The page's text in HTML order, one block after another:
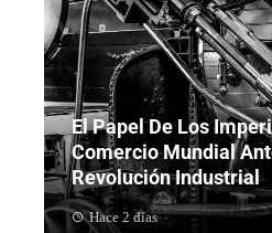
El Papel De Los
Comercio Mundial
Revolución Industrial
Hace 2 días